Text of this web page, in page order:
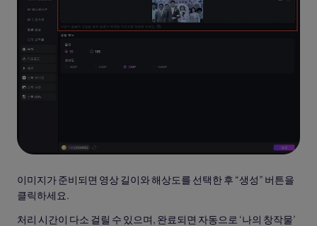
이미지가 준비되면 영상 길이와 해상도를 선택한 후 “생성” 버튼을
클릭하세요.
처리 시간이 다소 걸릴 수 있으며, 완료되면 자동으로 ‘나의 창작물’